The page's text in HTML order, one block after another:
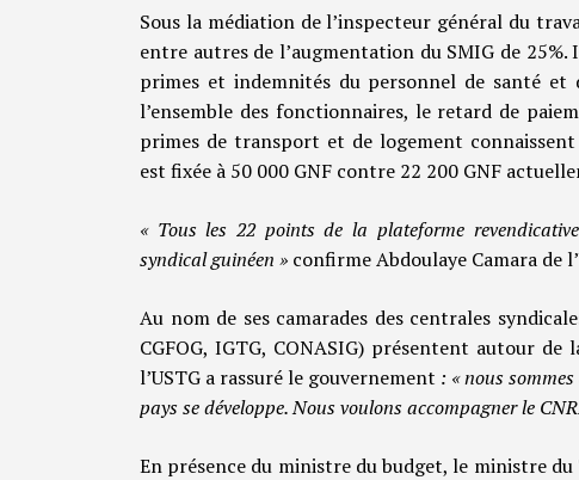
Sous la médiation de l’inspecteur général du
entre autres de l’augmentation du SMIG de 25%.
primes et indemnités du personnel de santé et
l’ensemble des fonctionnaires, le retard de
primes de transport et de logement
est fixée à 50 000 GNF contre 22 200 GNF
« Tous les 22 points de la plateforme
syndical guinéen » confirme Abdoulaye Camara de
Au nom de ses camarades des centrales
CGFOG, IGTG, CONASIG) présentent autour
l’USTG a rassuré le gouvernement : « nous
pays se développe. Nous voulons accompagner le
En présence du ministre du budget, le ministre